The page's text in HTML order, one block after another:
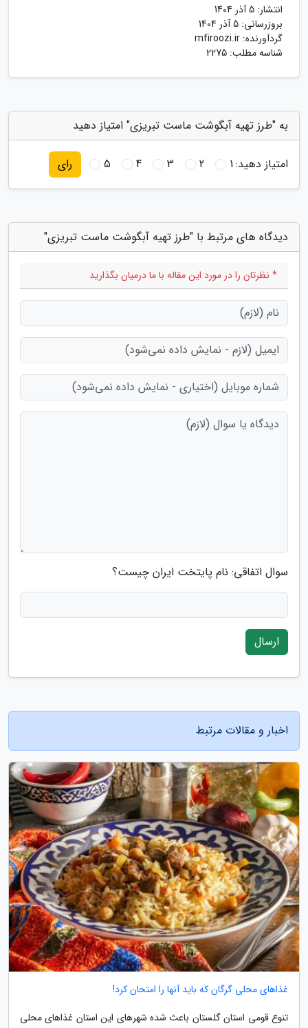
انتشار: 5 آذر 1404
بروزرسانی: 5 آذر 1404
گردآورنده: mfiroozi.ir
شناسه مطلب: 2275
به "طرز تهیه آبگوشت ماست تبریزی" امتیاز دهید
امتیاز دهید:1
2
3
4
5 رای
دیدگاه های مرتبط با "طرز تهیه آبگوشت ماست تبریزی"
* نظرتان را در مورد این مقاله با ما درمیان بگذارید
سوال اتفاقی: نام پایتخت ایران چیست؟
ارسال
اخبار و مقالات مرتبط
غذاهای محلی گرگان که باید آنها را امتحان کرد!
تنوع قومی استان گلستان باعث شده شهرهای این استان غذاهای محلی